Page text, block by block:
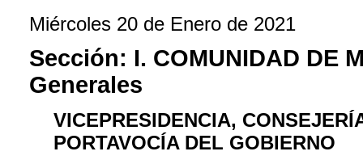
Miércoles 20 de Enero de 2021
Sección: I. COMUNIDAD DE
Generales
VICEPRESIDENCIA,
PORTAVOCÍA DEL GOBIERNO